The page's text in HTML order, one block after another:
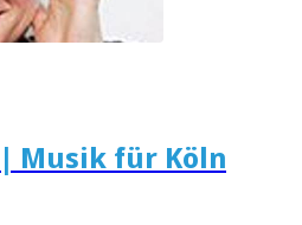
| Musik für Köln